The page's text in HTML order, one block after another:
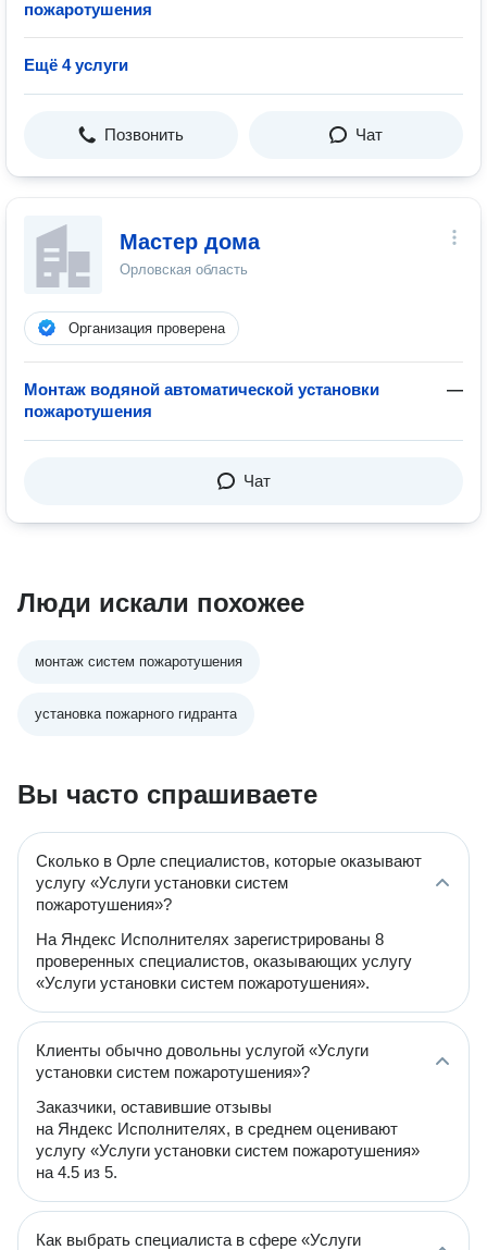
пожаротушения
Ещё 4 услуги
Позвонить Чат
Мастер дома
Орловская область
Организация проверена
Монтаж водяной автоматической установки
пожаротушения
—
Чат
Люди искали похожее
монтаж систем пожаротушения
установка пожарного гидранта
Вы часто спрашиваете
Сколько в Орле специалистов, которые оказывают
услугу «Услуги установки систем
пожаротушения»?
На Яндекс Исполнителях зарегистрированы 8
проверенных специалистов, оказывающих услугу
«Услуги установки систем пожаротушения».
Клиенты обычно довольны услугой «Услуги
установки систем пожаротушения»?
Заказчики, оставившие отзывы
на Яндекс Исполнителях, в среднем оценивают
услугу «Услуги установки систем пожаротушения»
на 4.5 из 5.
Как выбрать специалиста в сфере «Услуги